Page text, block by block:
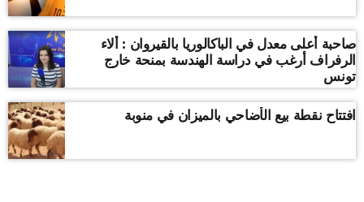
صاحبة أعلى معدل في الباكالوريا بالقيروان : ألاء
الرفراف أرغب في دراسة الهندسة بمنحة خارج
تونس
افتتاح نقطة بيع الأضاحي بالميزان في منوبة